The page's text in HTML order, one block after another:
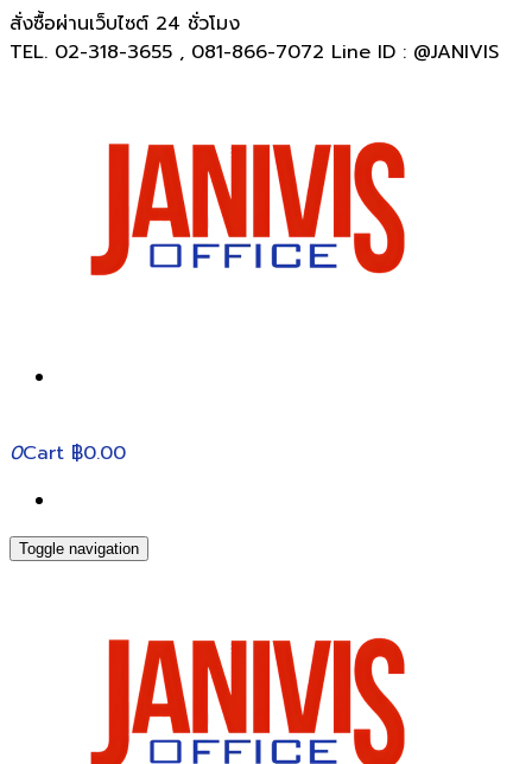
สั่งซื้อผ่านเว็บไซต์ 24 ชั่วโมง
TEL. 02-318-3655 , 081-866-7072 Line ID : @JANIVIS
0Cart ฿0.00
Toggle navigation